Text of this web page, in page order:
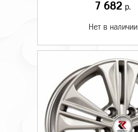
7 682 р.
Нет в наличии